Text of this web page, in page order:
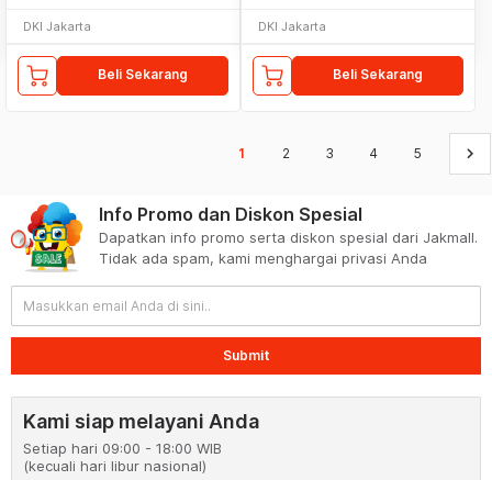
DKI Jakarta
Beli Sekarang
DKI Jakarta
Beli Sekarang
1 2 3 4 5 keyboard_arrow_right
Info Promo dan Diskon Spesial
Dapatkan info promo serta diskon spesial dari Jakmall.
Tidak ada spam, kami menghargai privasi Anda
Submit
Kami siap melayani Anda
Setiap hari 09:00 - 18:00 WIB
(kecuali hari libur nasional)